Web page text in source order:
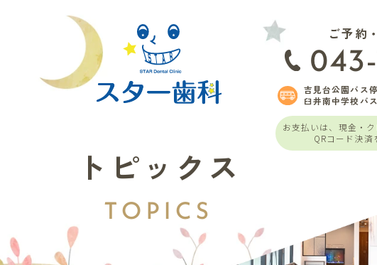
ご予約
吉見台公園バス
臼井南中学校バ
お支払いは、現金・
QRコード決済
トピックス
TOPICS